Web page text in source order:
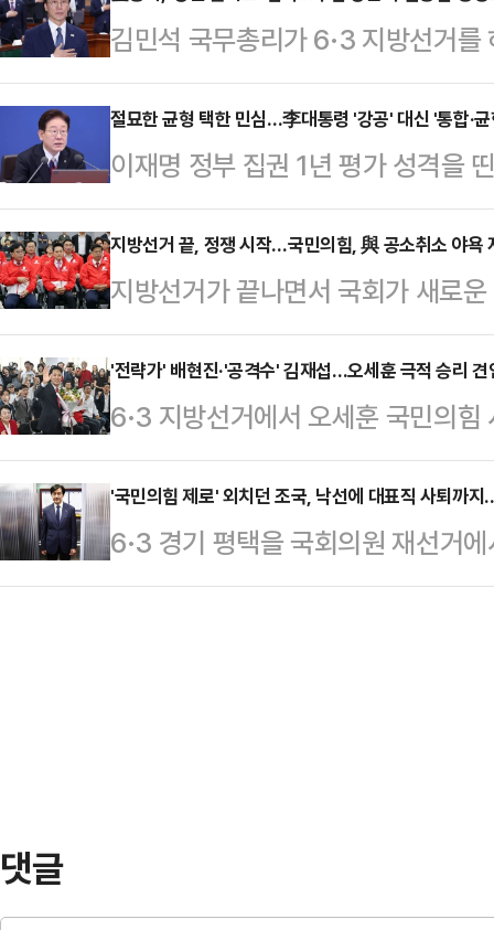
김민석 국무총리가 6·3 지방선거
을 한다. 이재명 정부 출범 1주년
있지만, 김 총리는 8월로 예정된 더
'고별 만찬'이 될 수 있다는 관측에
는 2일 오후 서울 종로구 삼청동 총
비공식 일정으로 만찬 회동을 갖는
분 참석하겠다는 의사를 밝힌 것으
일…
절묘한 균형 택한 민심…李대통령 '강공' 대신 '통합·
이재명 정부 집권 1년 평가 성격을
국 16개 광역단체장 선거 중 12곳
장 탈환에 실패했다. 민주당의 '절
통령의 국정 운영 동력도 전방위적
는 전망이다.4일 중앙선거관리위원
산·경기·인천·강원·충북·충남·대
했다. 국민의힘은 서울·대구·경북
지방선거…
지방선거 끝, 정쟁 시작…국민의힘, 與 공소취소 야욕
지방선거가 끝나면서 국회가 새로
연관된 공소취소 특검법을 더불어
저지해야 하는 국민의힘은 단일대
와 함께 치러진 재보궐선거로 당내
도권 다툼이 벌어질 것이란 관측이
는 모양새다.조승래 민주당 사무총
견을 마친 뒤 기자들과 만나 '선거
은 특검법을 재추진하는 것이냐…
'전략가' 배현진·'공격수' 김재섭…오세훈 극적 승리
6·3 지방선거에서 오세훈 국민의
리를 거둔 가운데 선거 과정에서 자
로 나섰던 배현진 서울시당위원장
재조명되고 있다. 오 당선인의 '전
과 '공격수' 역할을 톡톡히 해낸 김
'국민의힘 제로' 외치던 조국, 낙선에 대표직 사퇴까
6·3 경기 평택을 국회의원 재선거
유의동 당선인에게 밀려 낙선한 데
댓글